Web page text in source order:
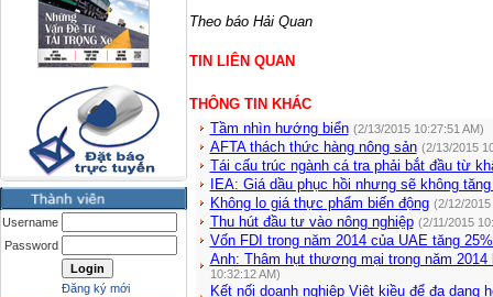
Username
Password
Đăng ký mới
Theo báo Hải Quan
TIN LIÊN QUAN
THÔNG TIN KHÁC
Tầm nhìn hướng biển (2/13/2015 10:27:51 AM)
AFTA thách thức hàng nông sản (2/13/2015
Tái cấu trúc ngành cá tra phải bắt đầu từ
IEA: Giá dầu phục hồi nhưng sẽ không
Không lo giá thực phẩm biến động (2/12/2015
Thu hút đầu tư vào nông nghiệp (2/11/2015
Vốn FDI trong năm 2014 của UAE tăng
Anh: Thâm hụt thương mại trong năm
10:32:12 AM)
Kết nối doanh nghiệp Việt kiều để đa dạng